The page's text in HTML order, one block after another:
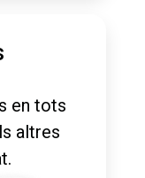
en tots
altres